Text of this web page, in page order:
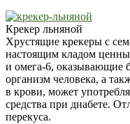
Крекер льняной
Хрустящие крекеры с
настоящим кладом
и омега-6, оказывающие
организм человека, а
в крови, может
средства при диабете.
перекуса.